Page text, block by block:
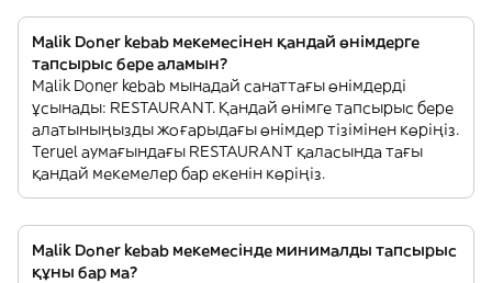
Malik Doner kebab мекемесінен қандай өнімдерге
тапсырыс бере аламын?
Malik Doner kebab мынадай санаттағы өнімдерді
ұсынады: RESTAURANT. Қандай өнімге тапсырыс бере
алатыныңызды жоғарыдағы өнімдер тізімінен көріңіз.
Teruel аумағындағы RESTAURANT қаласында тағы
қандай мекемелер бар екенін көріңіз.
Malik Doner kebab мекемесінде минималды тапсырыс
құны бар ма?